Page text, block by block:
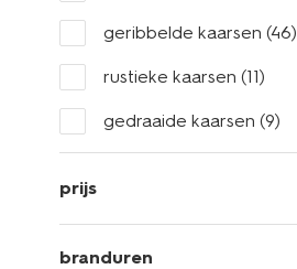
geribbelde kaarsen (46)
rustieke kaarsen (11)
gedraaide kaarsen (9)
prijs
branduren